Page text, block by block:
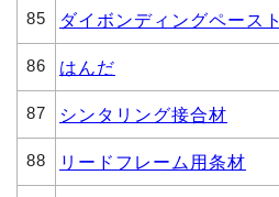
85 ダイボンディングペースト
86 はんだ
87 シンタリング接合材
88 リードフレーム用条材